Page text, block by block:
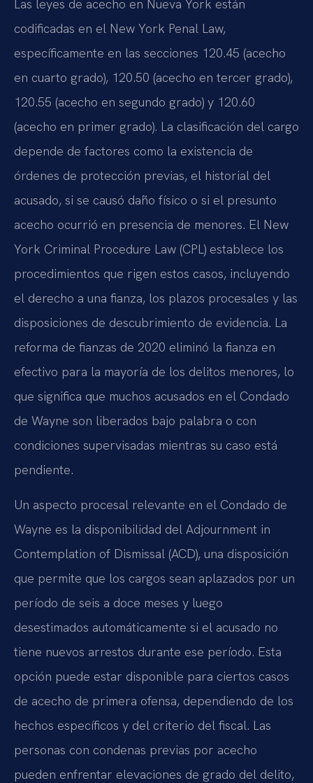
Las leyes de acecho en Nueva York están
codificadas en el New York Penal Law,
específicamente en las secciones 120.45 (acecho
en cuarto grado), 120.50 (acecho en tercer grado),
120.55 (acecho en segundo grado) y 120.60
(acecho en primer grado). La clasificación del cargo
depende de factores como la existencia de
órdenes de protección previas, el historial del
acusado, si se causó daño físico o si el presunto
acecho ocurrió en presencia de menores. El New
York Criminal Procedure Law (CPL) establece los
procedimientos que rigen estos casos, incluyendo
el derecho a una fianza, los plazos procesales y las
disposiciones de descubrimiento de evidencia. La
reforma de fianzas de 2020 eliminó la fianza en
efectivo para la mayoría de los delitos menores, lo
que significa que muchos acusados en el Condado
de Wayne son liberados bajo palabra o con
condiciones supervisadas mientras su caso está
pendiente.
Un aspecto procesal relevante en el Condado de
Wayne es la disponibilidad del Adjournment in
Contemplation of Dismissal (ACD), una disposición
que permite que los cargos sean aplazados por un
período de seis a doce meses y luego
desestimados automáticamente si el acusado no
tiene nuevos arrestos durante ese período. Esta
opción puede estar disponible para ciertos casos
de acecho de primera ofensa, dependiendo de los
hechos específicos y del criterio del fiscal. Las
personas con condenas previas por acecho
pueden enfrentar elevaciones de grado del delito,